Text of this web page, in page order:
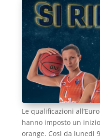
Le qualificazioni
hanno imposto un
orange. Così da lunedì